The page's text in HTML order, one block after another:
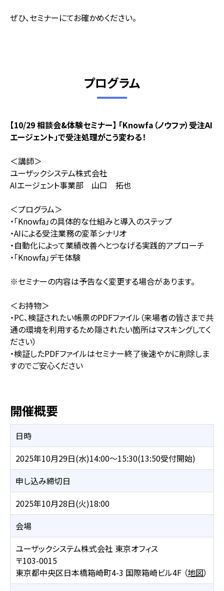
ぜひ、セミナーにてお確かめください。
プログラム
【10/29 相談会&体験セミナー】 「Knowfa（ノウファ）受注AI
エージェント」で受注処理がこう変わる！
＜講師＞
ユーザックシステム株式会社
AIエージェント事業部 山口 拓也
＜プログラム＞
・「Knowfa」の具体的な仕組みと導入のステップ
・AIによる受注業務の変革シナリオ
・自動化によって業績改善へとつなげる実践的アプローチ
・「Knowfa」デモ体験
※セミナーの内容は予告なく変更する場合があります。
＜お持物＞
・PC、検証されたい帳票のPDFファイル（来場者の皆さまで共
通の環境を利用するため隠されたい箇所はマスキングしてく
ださい）
・検証したPDFファイルはセミナー終了後速やかに削除しま
すのでご安心ください
開催概要
日時
2025年10月29日(水)14:00～15:30(13:50受付開始)
申し込み締切日
2025年10月28日(火)18:00
会場
ユーザックシステム株式会社 東京オフィス
〒103-0015
東京都中央区日本橋箱崎町4-3 国際箱崎ビル4F （地図）